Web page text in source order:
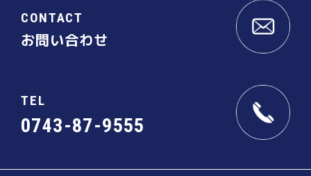
CONTACT
お問い合わせ
TEL
0743-87-9555